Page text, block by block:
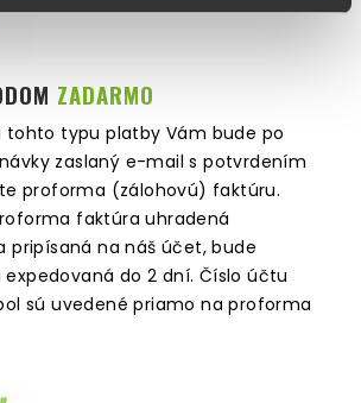
ZADARMO
tohto typu platby Vám bude po
zaslaný e-mail s potvrdením
proforma (zálohovú) faktúru.
faktúra uhradená
pripísaná na náš účet, bude
expedovaná do 2 dní. Číslo účtu
sú uvedené priamo na proforma